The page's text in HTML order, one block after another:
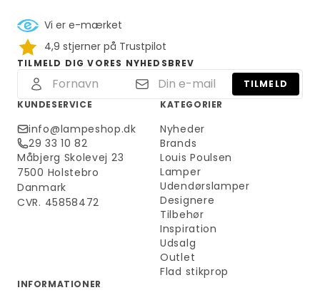
Vi er e-mærket
4,9 stjerner på Trustpilot
TILMELD DIG VORES NYHEDSBREV
TILMELD
KUNDESERVICE
info@lampeshop.dk
29 33 10 82
Måbjerg Skolevej 23
7500 Holstebro
Danmark
CVR. 45858472
KATEGORIER
Nyheder
Brands
Louis Poulsen
Lamper
Udendørslamper
Designere
Tilbehør
Inspiration
Udsalg
Outlet
Flad stikprop
INFORMATIONER